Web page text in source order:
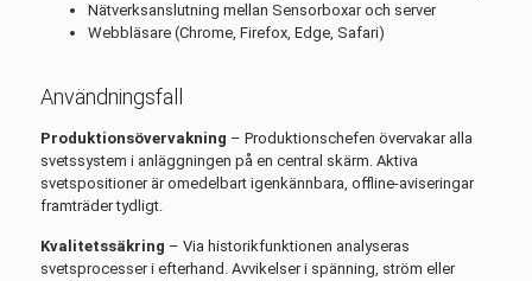
Nätverksanslutning mellan Sensorboxar och server
Webbläsare (Chrome, Firefox, Edge, Safari)
Användningsfall
Produktionsövervakning – Produktionschefen övervakar alla
svetssystem i anläggningen på en central skärm. Aktiva
svetspositioner är omedelbart igenkännbara, offline-aviseringar
framträder tydligt.
Kvalitetssäkring – Via historikfunktionen analyseras
svetsprocesser i efterhand. Avvikelser i spänning, ström eller